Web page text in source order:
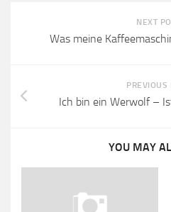
NEXT
Was meine
PREVIOUS
Ich bin ein Werwolf –
YOU MAY